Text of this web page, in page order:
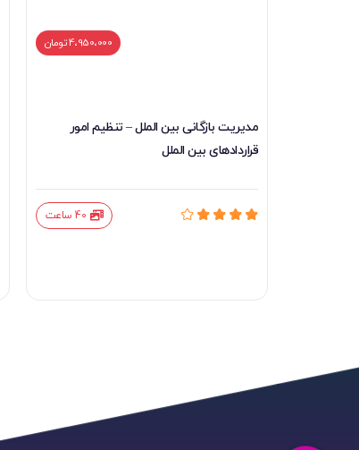
4،950،000 تومان
مدیریت بازگانی بین الملل – تنظیم امور
قراردادهای بین الملل
40 ساعت